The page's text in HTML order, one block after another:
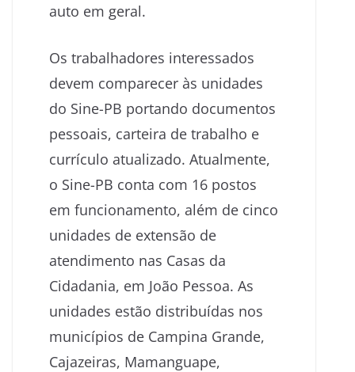
auto em geral.
Os trabalhadores interessados
devem comparecer às unidades
do Sine-PB portando documentos
pessoais, carteira de trabalho e
currículo atualizado. Atualmente,
o Sine-PB conta com 16 postos
em funcionamento, além de cinco
unidades de extensão de
atendimento nas Casas da
Cidadania, em João Pessoa. As
unidades estão distribuídas nos
municípios de Campina Grande,
Cajazeiras, Mamanguape,